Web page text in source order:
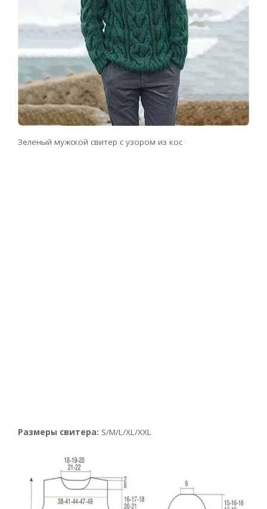
Зеленый мужской свитер с узором из кос
Размеры свитера: S/M/L/XL/XXL